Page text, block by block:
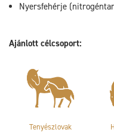
Nyersfehérje
Ajánlott célcsoport:
Tenyészlovak